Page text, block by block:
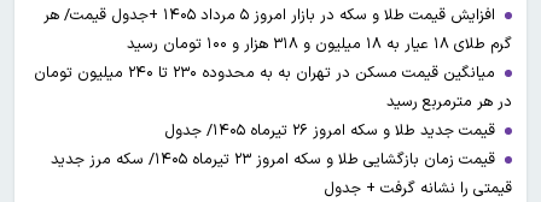
افزایش قیمت طلا و سکه در بازار امروز ۵ مرداد ۱۴۰۵ +جدول قیمت/ هر
گرم طلای ۱۸ عیار به ۱۸ میلیون و ۳۱۸ هزار و ۱۰۰ تومان رسید
میانگین قیمت مسکن در تهران به به محدوده ۲۳۰ تا ۲۴۰ میلیون تومان
در هر مترمربع رسید
قیمت جدید طلا و سکه امروز ۲۶ تیرماه ۱۴۰۵/ جدول
قیمت زمان بازگشایی طلا و سکه امروز ۲۳ تیرماه ۱۴۰۵/ سکه مرز جدید
قیمتی را نشانه گرفت + جدول